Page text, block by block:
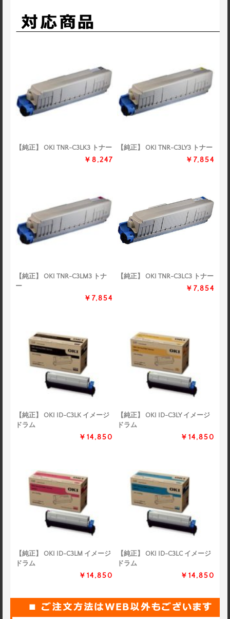
【純正】 OKI TNR-C3LK3 トナー
￥8,247
【純正】 OKI TNR-C3LY3 トナー
￥7,854
【純正】 OKI TNR-C3LM3 トナ
ー
￥7,854
【純正】 OKI TNR-C3LC3 トナー
￥7,854
【純正】 OKI ID-C3LK イメージ
ドラム
￥14,850
【純正】 OKI ID-C3LY イメージ
ドラム
￥14,850
【純正】 OKI ID-C3LM イメージ
ドラム
￥14,850
【純正】 OKI ID-C3LC イメージ
ドラム
￥14,850